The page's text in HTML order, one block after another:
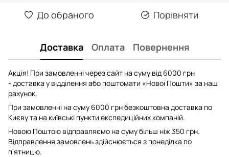
До обраного Порівняти
Доставка Оплата Повернення
Акція! При замовленні через сайт на суму від 6000 грн
- доставка у відділення або поштомати «Нової Пошти» за наш
рахунок.
При замовленні на суму 6000 грн безкоштовна доставка по
Києву та на київські пункти експедиційних компаній.
Новою Поштою відправляємо на суму більш ніж 350 грн.
Відправлення замовлень здійснюється з понеділка по
п'ятницю.